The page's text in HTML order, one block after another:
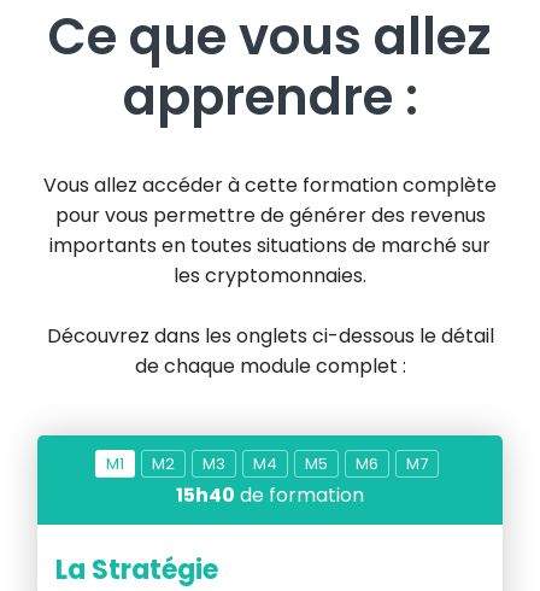
Ce que vous allez
apprendre :
Vous allez accéder à cette formation complète
pour vous permettre de générer des revenus
importants en toutes situations de marché sur
les cryptomonnaies.
Découvrez dans les onglets ci-dessous le détail
de chaque module complet :
M1 M2 M3 M4 M5 M6 M7
15h40 de formation
La Stratégie